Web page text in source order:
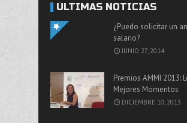
ÚLTIMAS NOTICIAS
¿Puedo solicitar un
salario?
JUNIO 27, 2014
Premios AMMI 2013:
Mejores Momentos
DICIEMBRE 10, 2013